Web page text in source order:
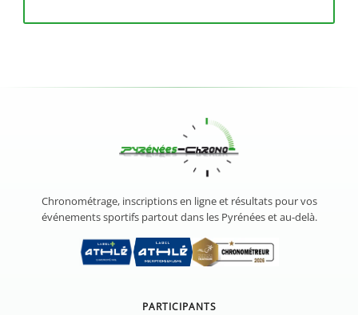
Chronométrage, inscriptions en ligne et résultats pour vos
événements sportifs partout dans les Pyrénées et au-delà.
PARTICIPANTS